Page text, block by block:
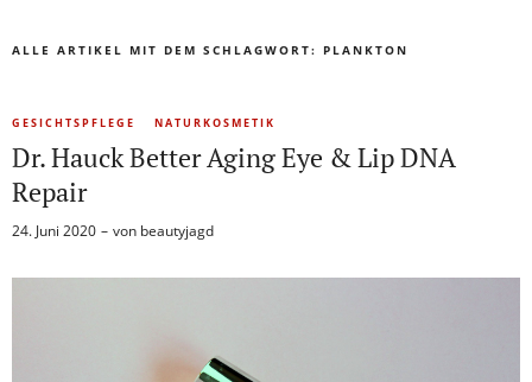
ALLE ARTIKEL MIT DEM SCHLAGWORT: PLANKTON
GESICHTSPFLEGE NATURKOSMETIK
Dr. Hauck Better Aging Eye & Lip DNA
Repair
24. Juni 2020 von beautyjagd